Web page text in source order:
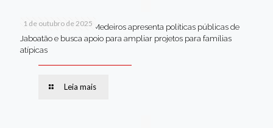
1 de outubro de 2025
Em Brasília, Andréa Medeiros apresenta políticas públicas de
Jaboatão e busca apoio para ampliar projetos para famílias
atípicas
Leia mais